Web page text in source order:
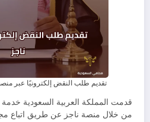
تقديم طلب النقض إلكترونيًا عبر
قدمت المملكة العربية السعودية
من خلال منصة ناجز عن طريق اتباع